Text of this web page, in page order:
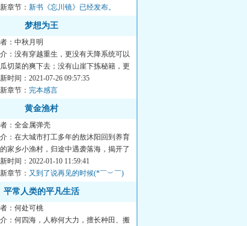
章节： 新书《忘川镜》已经发布。
梦想为王
：中秋月明
：没有穿越重生，更没有天降系统可以
切菜的爽下去；没有山崖下拣秘籍，更
死人堆里捡大还丹；...
时间：2021-07-26 09:57:35
章节： 完本感言
黄金渔村
：全金属弹壳
：在大城市打工多年的敖沐阳回到养育
家乡小渔村，归途中遇袭落海，揭开了
草鱼跳龙门的传奇…...
时间：2022-01-10 11:59:41
章节： 又到了说再见的时候(*￣︶￣)
平常人类的平凡生活
：何处可桃
：何四海，人称何大力，擅长种田、搬